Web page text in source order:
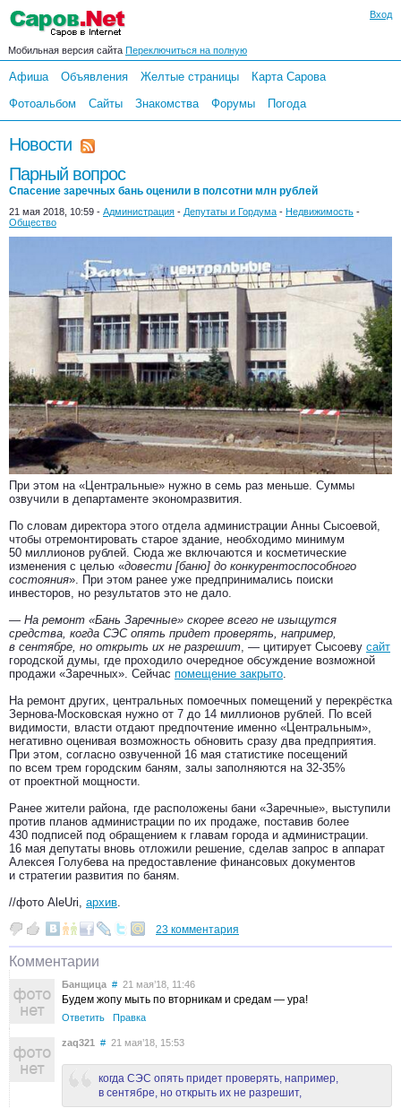
Вход
Мобильная версия сайта Переключиться на полную
Афиша Объявления Желтые страницы
Карта Сарова
Фотоальбом
Сайты Знакомства Форумы Погода
Новости
Парный вопрос
Спасение заречных бань оценили в полсотни млн рублей
21 мая 2018, 10:59 - Администрация - Депутаты и Гордума - Недвижимость -
Общество
При этом на «Центральные» нужно в семь раз меньше. Суммы
озвучили в департаменте экономразвития.
По словам директора этого отдела администрации Анны Сысоевой,
чтобы отремонтировать старое здание, необходимо минимум
50 миллионов рублей. Сюда же включаются и косметические
изменения с целью «довести [баню] до конкурентоспособного
состояния». При этом ранее уже предпринимались поиски
инвесторов, но результатов это не дало.
— На ремонт «Бань Заречные» скорее всего не изыщутся
средства, когда СЭС опять придет проверять, например,
в сентябре, но открыть их не разрешит , — цитирует Сысоеву сайт
городской думы, где проходило очередное обсуждение возможной
продажи «Заречных». Сейчас помещение закрыто
На ремонт других, центральных помоечных помещений у перекрёстка
Зернова-Московская нужно от 7 до 14 миллионов рублей. По всей
видимости, власти отдают предпочтение именно «Центральным»,
негативно оценивая возможность обновить сразу два предприятия.
При этом, согласно озвученной 16 мая статистике посещений
по всем трем городским баням, залы заполняются на 32-35%
от проектной мощности.
Ранее жители района, где расположены бани «Заречные», выступили
против планов администрации по их продаже, поставив более
430 подписей под обращением к главам города и администрации.
16 мая депутаты вновь отложили решение, сделав запрос в аппарат
Алексея Голубева на предоставление финансовых документов
и стратегии развития по баням.
//фото AleUri, архив
23 комментария
Комментарии
Банщица # 21 мая’18, 11:46
Будем жопу мыть по вторникам и средам — ура!
Ответить Правка
zaq321 # 21 мая’18, 15:53
когда СЭС опять придет проверять, например,
в сентябре, но открыть их не разрешит,